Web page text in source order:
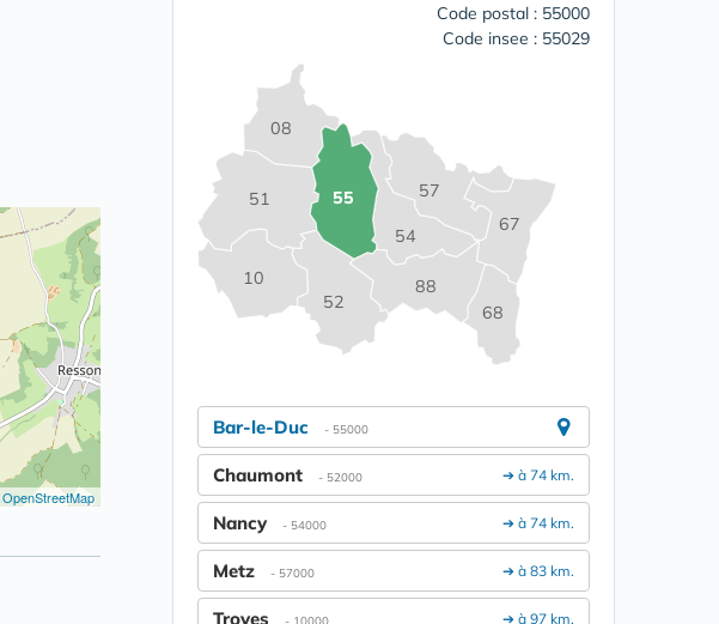
OpenStreetMap
Code postal : 55000
Code insee : 55029
08
10
51
52
54
55 57
67
68
88
Bar-le-Duc - 55000
➔ à 74 km.
Chaumont - 52000
➔ à 74 km.
Nancy - 54000
➔ à 83 km.
Metz - 57000
➔ à 97 km.
Troyes - 10000